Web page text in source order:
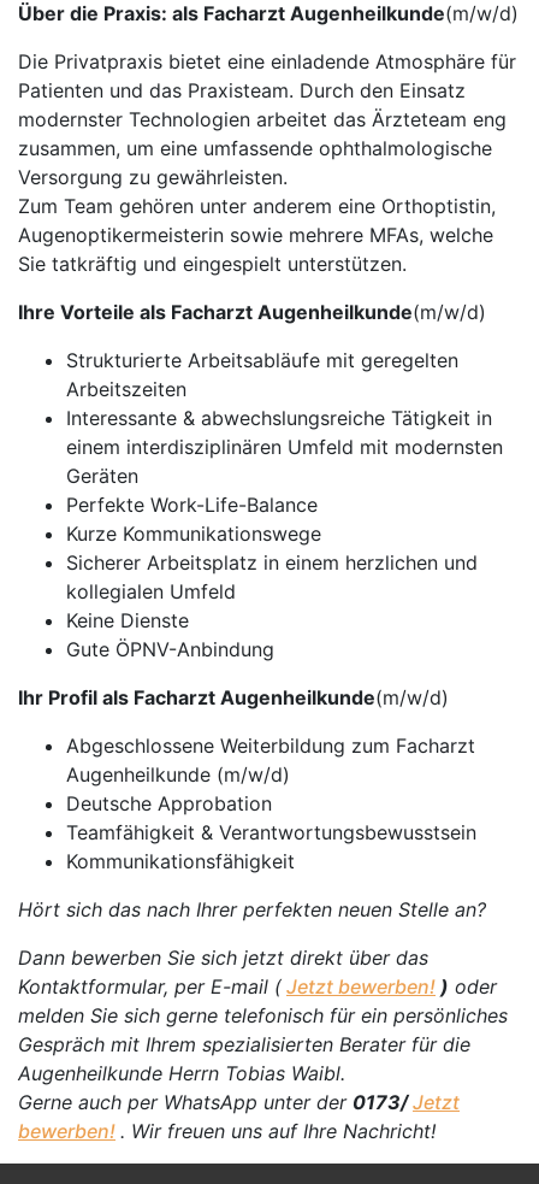
Über die Praxis: als Facharzt Augenheilkunde(m/w/d)
Die Privatpraxis bietet eine einladende Atmosphäre für
Patienten und das Praxisteam. Durch den Einsatz
modernster Technologien arbeitet das Ärzteteam eng
zusammen, um eine umfassende ophthalmologische
Versorgung zu gewährleisten.
Zum Team gehören unter anderem eine Orthoptistin,
Augenoptikermeisterin sowie mehrere MFAs, welche
Sie tatkräftig und eingespielt unterstützen.
Ihre Vorteile als Facharzt Augenheilkunde(m/w/d)
Strukturierte Arbeitsabläufe mit geregelten
Arbeitszeiten
Interessante & abwechslungsreiche Tätigkeit in
einem interdisziplinären Umfeld mit modernsten
Geräten
Perfekte Work-Life-Balance
Kurze Kommunikationswege
Sicherer Arbeitsplatz in einem herzlichen und
kollegialen Umfeld
Keine Dienste
Gute ÖPNV-Anbindung
Ihr Profil als Facharzt Augenheilkunde(m/w/d)
Abgeschlossene Weiterbildung zum Facharzt
Augenheilkunde (m/w/d)
Deutsche Approbation
Teamfähigkeit & Verantwortungsbewusstsein
Kommunikationsfähigkeit
Hört sich das nach Ihrer perfekten neuen Stelle an?
Dann bewerben Sie sich jetzt direkt über das
Kontaktformular, per E-mail ( Jetzt bewerben! ) oder
melden Sie sich gerne telefonisch für ein persönliches
Gespräch mit Ihrem spezialisierten Berater für die
Augenheilkunde Herrn Tobias Waibl.
Gerne auch per WhatsApp unter der 0173/Jetzt
bewerben! . Wir freuen uns auf Ihre Nachricht!